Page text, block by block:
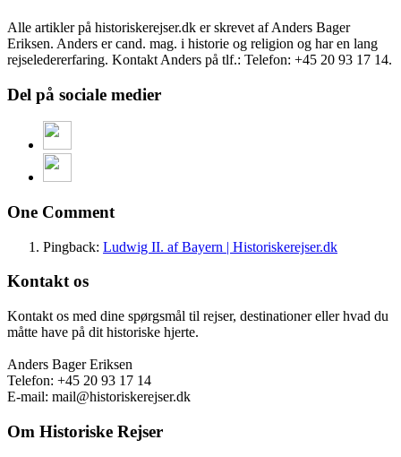
Alle artikler på historiskerejser.dk er skrevet af Anders Bager
Eriksen. Anders er cand. mag. i historie og religion og har en lang
rejseledererfaring. Kontakt Anders på tlf.: Telefon: +45 20 93 17 14.
Del på sociale medier
One Comment
Pingback: Ludwig II. af Bayern | Historiskerejser.dk
Kontakt os
Kontakt os med dine spørgsmål til rejser, destinationer eller hvad du
måtte have på dit historiske hjerte.
Anders Bager Eriksen
Telefon: +45 20 93 17 14
E-mail: mail@historiskerejser.dk
Om Historiske Rejser